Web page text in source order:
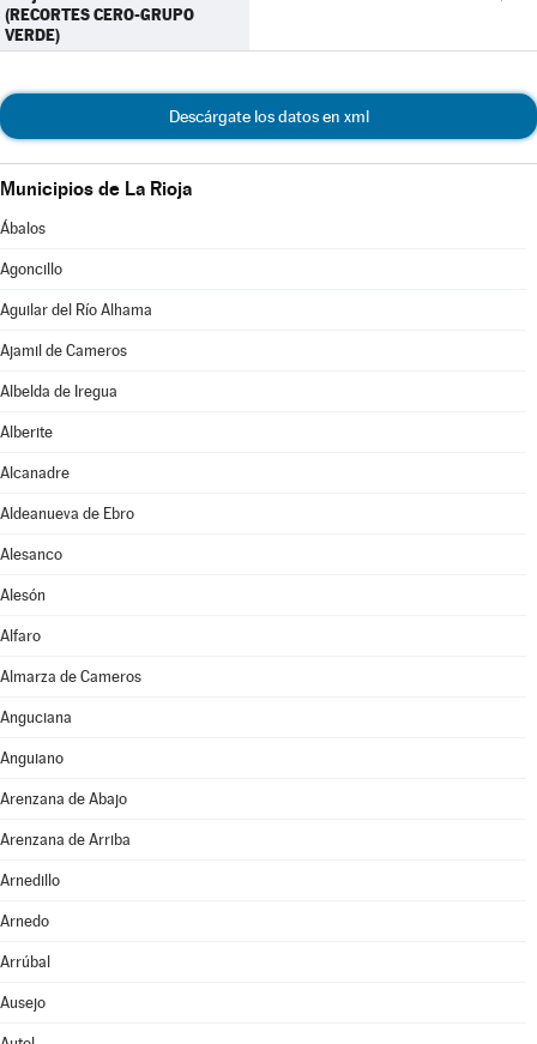
(RECORTES CERO-GRUPO
VERDE)
Descárgate los datos en xml
Municipios de La Rioja
Ábalos
Agoncillo
Aguilar del Río Alhama
Ajamil de Cameros
Albelda de Iregua
Alberite
Alcanadre
Aldeanueva de Ebro
Alesanco
Alesón
Alfaro
Almarza de Cameros
Anguciana
Anguiano
Arenzana de Abajo
Arenzana de Arriba
Arnedillo
Arnedo
Arrúbal
Ausejo